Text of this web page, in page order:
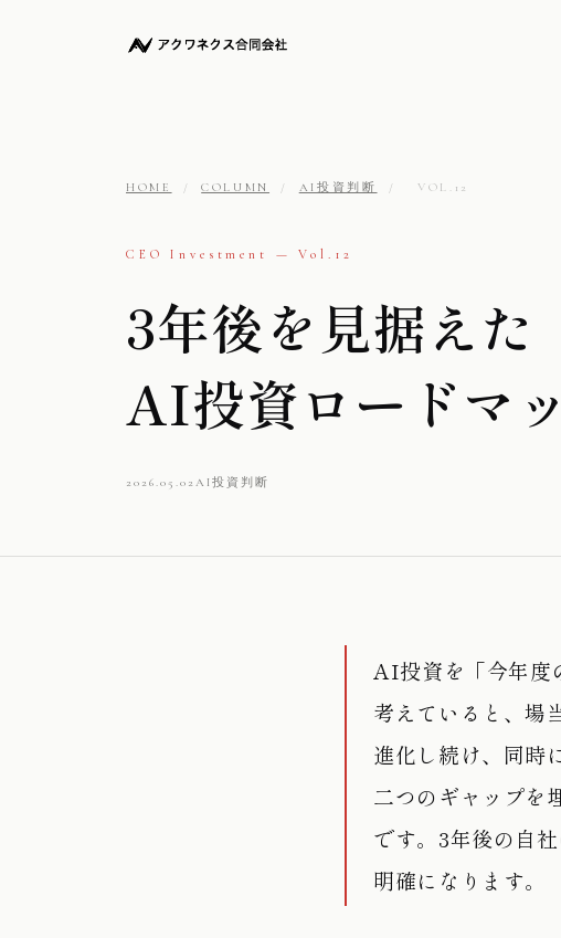
HOME / COLUMN / AI投資判断 / VOL.12
CEO Investment — Vol.12
3年後を見据えた
AI投資ロードマ
2026.05.02AI投資判断
AI投資を「今年度
考えていると、場
進化し続け、同時
二つのギャップを
です。3年後の自
明確になります。